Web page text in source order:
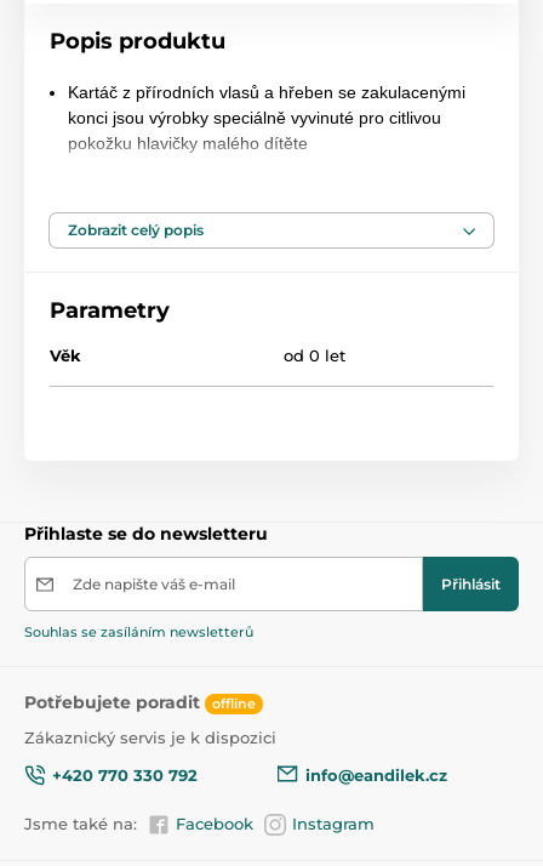
Popis produktu
Kartáč z přírodních vlasů a hřeben se zakulacenými
konci jsou výrobky speciálně vyvinuté pro citlivou
pokožku hlavičky malého dítěte
bezpečnou manipulaci
Zobrazit celý popis
Parametry
Věk od 0 let
Přihlaste se do newsletteru
Zde napište váš e-mail Přihlásit
Souhlas se zasíláním newsletterů
Potřebujete poradit offline
Zákaznický servis je k dispozici
+420 770 330 792
info@eandilek.cz
Jsme také na: Facebook Instagram